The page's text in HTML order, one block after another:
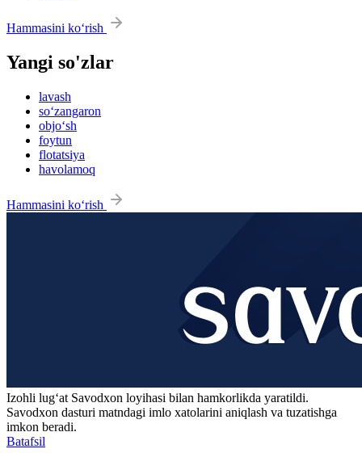
Hammasini ko‘rish
Yangi so'zlar
lavash
so‘zangaron
objo‘sh
foytun
flotatsiya
havolamoq
Hammasini ko‘rish
Izohli lugʻat Savodxon loyihasi bilan hamkorlikda yaratildi.
Savodxon dasturi matndagi imlo xatolarini aniqlash va tuzatishga
imkon beradi.
Batafsil